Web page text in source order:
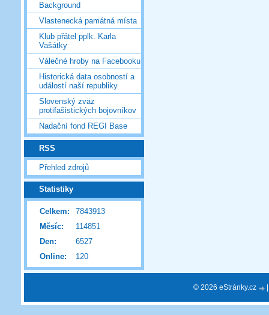
Background
Vlastenecká památná místa
Klub přátel pplk. Karla
Vašátky
Válečné hroby na Facebooku
Historická data osobností a
událostí naší republiky
Slovenský zväz
protifašistických bojovníkov
Nadační fond REGI Base
RSS
Přehled zdrojů
Statistiky
Online: 120
Celkem:
7843913
Měsíc:
114851
Den:
6527
© 2026 eStránky.cz